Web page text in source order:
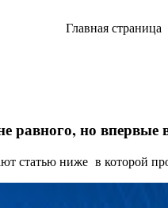
Главная страница
равного, но
статью ниже в которой